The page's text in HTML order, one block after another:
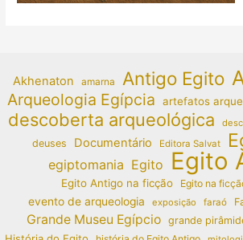
Akhenaton amarna Antigo Egito
Arqueologia Egípcia artefatos
descoberta arqueológica
deuses Documentário Editora Salvat
egiptomania Egito Egito
Egito Antigo na ficção Egito na
evento de arqueologia exposição faraó
Grande Museu Egípcio grande